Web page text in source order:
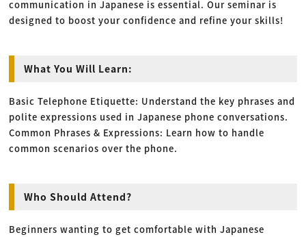
communication in Japanese is essential. Our seminar is
designed to boost your confidence and refine your skills!
What You Will Learn:
Basic Telephone Etiquette: Understand the key phrases and
polite expressions used in Japanese phone conversations.
Common Phrases & Expressions: Learn how to handle
common scenarios over the phone.
Who Should Attend?
Beginners wanting to get comfortable with Japanese